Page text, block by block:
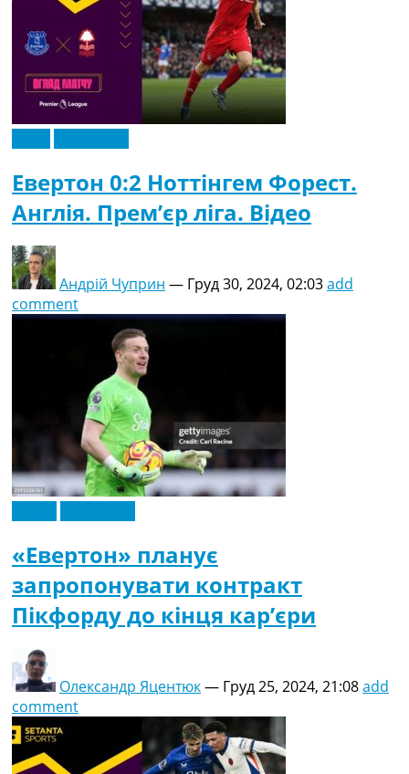
Евертон 0:2 Ноттінгем Форест.
Англія. Прем’єр ліга. Відео
Андрій Чуприн — Груд 30, 2024, 02:03add
comment
«Евертон» планує
запропонувати контракт
Пікфорду до кінця кар’єри
Олександр Яцентюк— Груд 25, 2024, 21:08add
comment